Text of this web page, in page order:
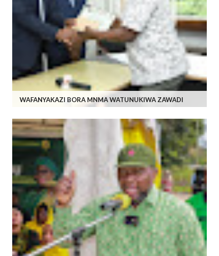
WAFANYAKAZI BORA MNMA WATUNUKIWA ZAWADI